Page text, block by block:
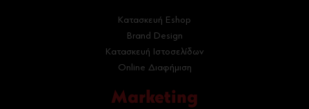
Κατασκευή Eshop
Brand Design
Κατασκευή Ιστοσελίδων
Online Διαφήμιση
Marketing